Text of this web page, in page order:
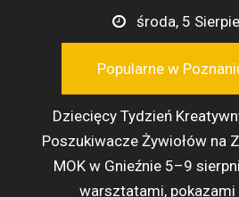
treści
środa, 5
Popularne w
Dziecięcy Tydzień
Poszukiwacze Żywiołów na
MOK w Gnieźnie 5–9
warsztatami, pokazami